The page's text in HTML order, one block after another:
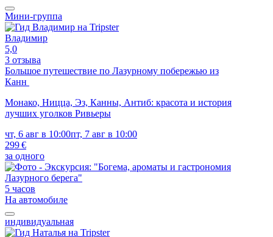
Мини-группа
Владимир
5,0
3 отзыва
Большое путешествие по Лазурному побережью из
Канн
Монако, Ницца, Эз, Канны, Антиб: красота и история
лучших уголков Ривьеры
чт, 6 авг в 10:00пт, 7 авг в 10:00
299 €
за одного
5 часов
На автомобиле
индивидуальная